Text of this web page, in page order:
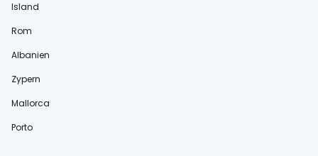
Island
Rom
Albanien
Zypern
Mallorca
Porto